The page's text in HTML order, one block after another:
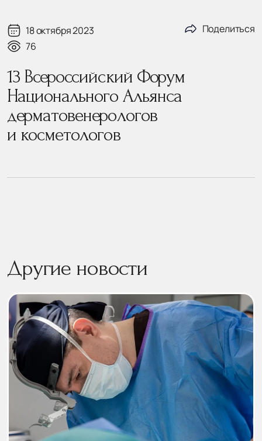
18 октября 2023
76
Поделиться
13 Всероссийский Форум
Национального Альянса
дерматовенерологов
и косметологов
Другие новости